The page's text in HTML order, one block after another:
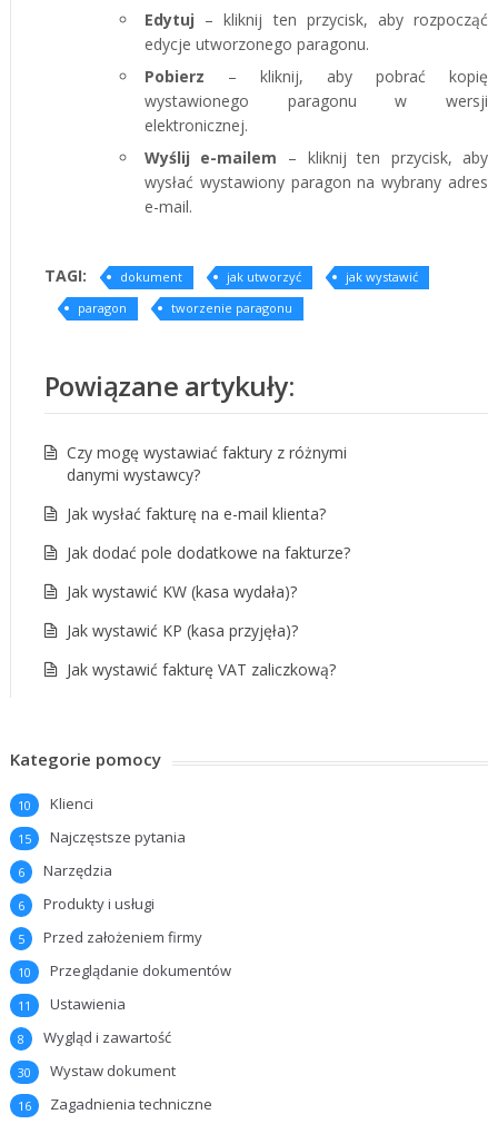
Edytuj – kliknij ten przycisk, aby rozpocząć
edycje utworzonego paragonu.
Pobierz – kliknij, aby pobrać kopię
wystawionego paragonu w wersji
elektronicznej.
Wyślij e-mailem – kliknij ten przycisk, aby
wysłać wystawiony paragon na wybrany adres
e-mail.
TAGI: dokument jak utworzyć
jak wystawić
paragon
tworzenie paragonu
Powiązane artykuły:
Czy mogę wystawiać faktury z różnymi
danymi wystawcy?
Jak wysłać fakturę na e-mail klienta?
Jak dodać pole dodatkowe na fakturze?
Jak wystawić KW (kasa wydała)?
Jak wystawić KP (kasa przyjęła)?
Jak wystawić fakturę VAT zaliczkową?
Kategorie pomocy
Klienci
10
Najczęstsze pytania
15
Narzędzia
6
Produkty i usługi
6
Przed założeniem firmy
5
Przeglądanie dokumentów
10
Ustawienia
11
Wygląd i zawartość
8
Wystaw dokument
30
Zagadnienia techniczne
16